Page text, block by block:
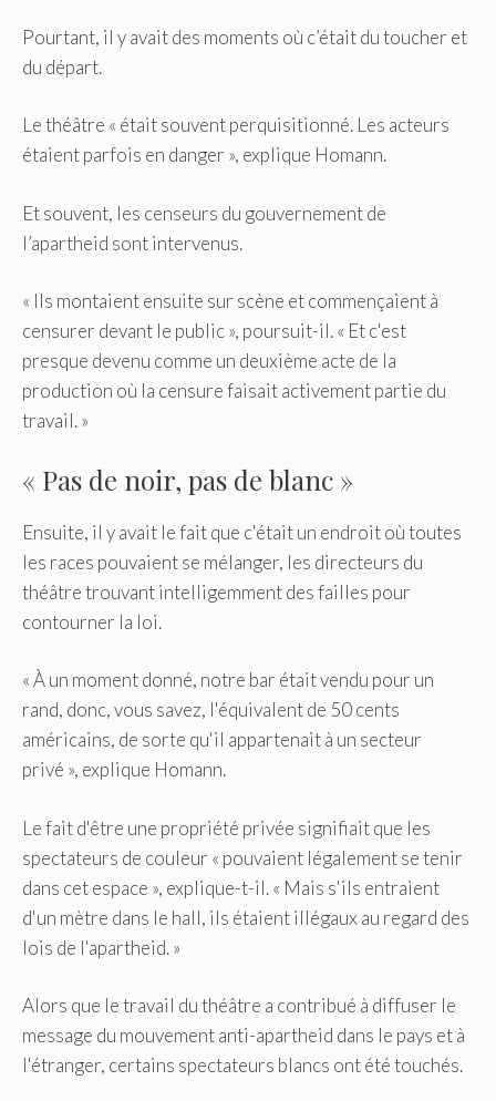
Pourtant, il y avait des moments où c’était du toucher et
du départ.
Le théâtre « était souvent perquisitionné. Les acteurs
étaient parfois en danger », explique Homann.
Et souvent, les censeurs du gouvernement de
l’apartheid sont intervenus.
« Ils montaient ensuite sur scène et commençaient à
censurer devant le public », poursuit-il. « Et c'est
presque devenu comme un deuxième acte de la
production où la censure faisait activement partie du
travail. »
« Pas de noir, pas de blanc »
Ensuite, il y avait le fait que c'était un endroit où toutes
les races pouvaient se mélanger, les directeurs du
théâtre trouvant intelligemment des failles pour
contourner la loi.
« À un moment donné, notre bar était vendu pour un
rand, donc, vous savez, l'équivalent de 50 cents
américains, de sorte qu'il appartenait à un secteur
privé », explique Homann.
Le fait d'être une propriété privée signifiait que les
spectateurs de couleur « pouvaient légalement se tenir
dans cet espace », explique-t-il. « Mais s'ils entraient
d'un mètre dans le hall, ils étaient illégaux au regard des
lois de l'apartheid. »
Alors que le travail du théâtre a contribué à diffuser le
message du mouvement anti-apartheid dans le pays et à
l'étranger, certains spectateurs blancs ont été touchés.